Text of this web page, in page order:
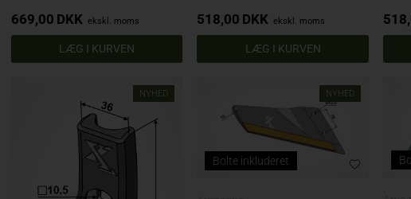
669,00 DKK ekskl. moms 518,00 DKK ekskl. moms
NYHED NYHED
Bolte inkluderet